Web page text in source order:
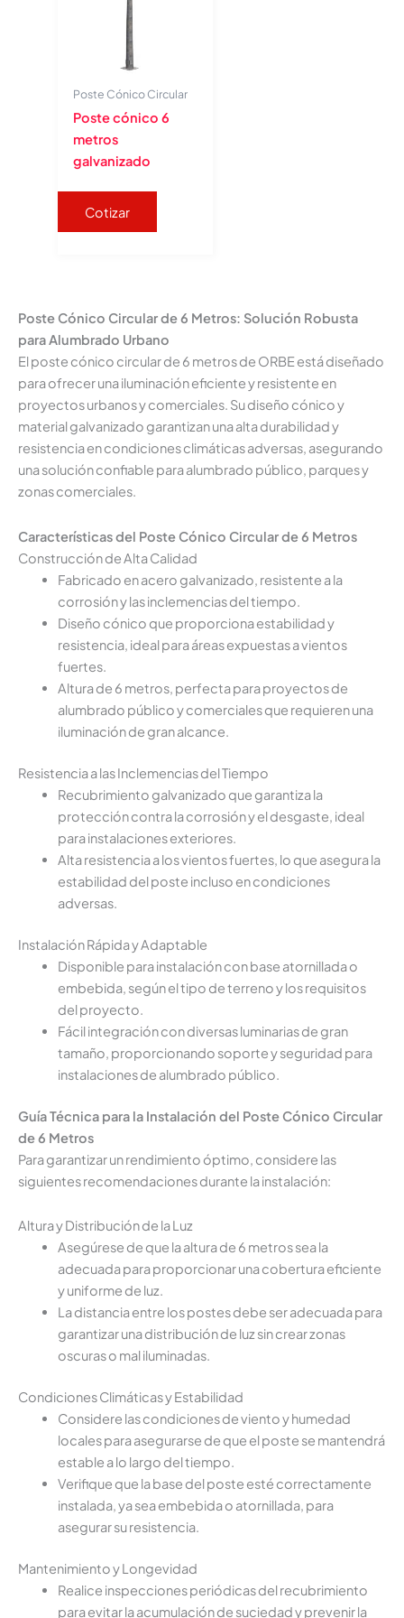
Poste Cónico Circular
Poste cónico 6
metros
galvanizado
Cotizar
Poste Cónico Circular de 6 Metros: Solución Robusta
para Alumbrado Urbano
El poste cónico circular de 6 metros de ORBE está diseñado
para ofrecer una iluminación eficiente y resistente en
proyectos urbanos y comerciales. Su diseño cónico y
material galvanizado garantizan una alta durabilidad y
resistencia en condiciones climáticas adversas, asegurando
una solución confiable para alumbrado público, parques y
zonas comerciales.
Características del Poste Cónico Circular de 6 Metros
Construcción de Alta Calidad
Fabricado en acero galvanizado, resistente a la
corrosión y las inclemencias del tiempo.
Diseño cónico que proporciona estabilidad y
resistencia, ideal para áreas expuestas a vientos
fuertes.
Altura de 6 metros, perfecta para proyectos de
alumbrado público y comerciales que requieren una
iluminación de gran alcance.
Resistencia a las Inclemencias del Tiempo
Recubrimiento galvanizado que garantiza la
protección contra la corrosión y el desgaste, ideal
para instalaciones exteriores.
Alta resistencia a los vientos fuertes, lo que asegura la
estabilidad del poste incluso en condiciones
adversas.
Instalación Rápida y Adaptable
Disponible para instalación con base atornillada o
embebida, según el tipo de terreno y los requisitos
del proyecto.
Fácil integración con diversas luminarias de gran
tamaño, proporcionando soporte y seguridad para
instalaciones de alumbrado público.
Guía Técnica para la Instalación del Poste Cónico Circular
de 6 Metros
Para garantizar un rendimiento óptimo, considere las
siguientes recomendaciones durante la instalación:
Altura y Distribución de la Luz
Asegúrese de que la altura de 6 metros sea la
adecuada para proporcionar una cobertura eficiente
y uniforme de luz.
La distancia entre los postes debe ser adecuada para
garantizar una distribución de luz sin crear zonas
oscuras o mal iluminadas.
Condiciones Climáticas y Estabilidad
Considere las condiciones de viento y humedad
locales para asegurarse de que el poste se mantendrá
estable a lo largo del tiempo.
Verifique que la base del poste esté correctamente
instalada, ya sea embebida o atornillada, para
asegurar su resistencia.
Mantenimiento y Longevidad
Realice inspecciones periódicas del recubrimiento
para evitar la acumulación de suciedad y prevenir la